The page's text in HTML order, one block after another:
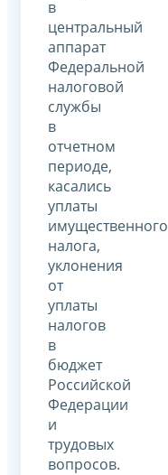
в
центральный
аппарат
Федеральной
налоговой
службы
в
отчетном
периоде,
касались
уплаты
имущественного
налога,
уклонения
от
уплаты
налогов
в
бюджет
Российской
Федерации
и
трудовых
вопросов.